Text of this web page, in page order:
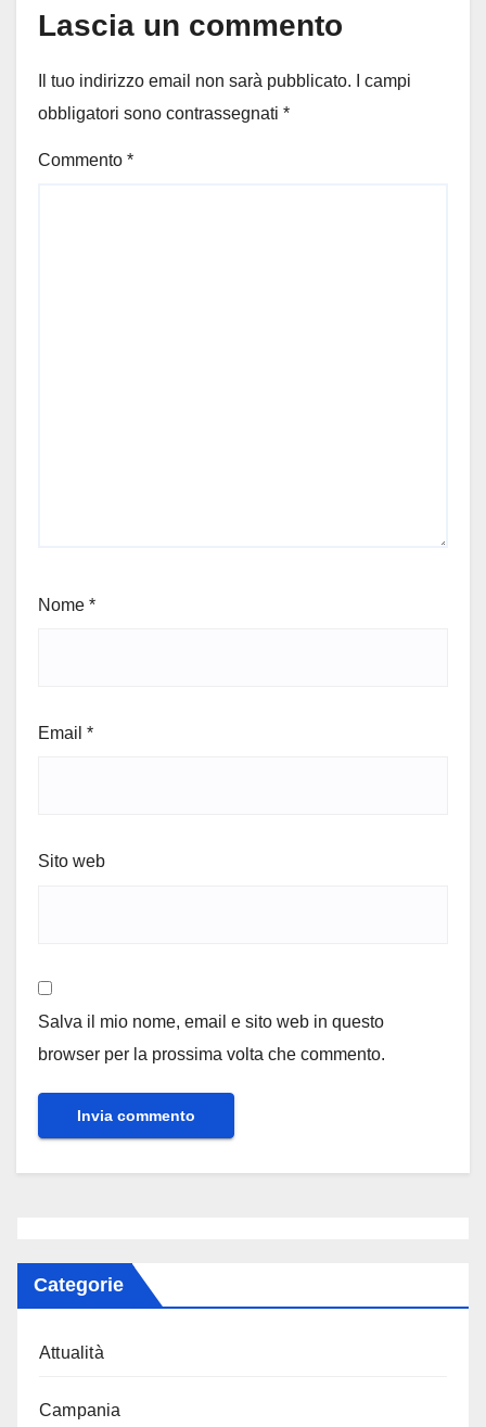
Lascia un commento
Il tuo indirizzo email non sarà pubblicato.
I campi
obbligatori sono contrassegnati *
Commento *
Nome *
Email *
Sito web
Salva il mio nome, email e sito web in questo
browser per la prossima volta che commento.
Categorie
Attualità
Campania